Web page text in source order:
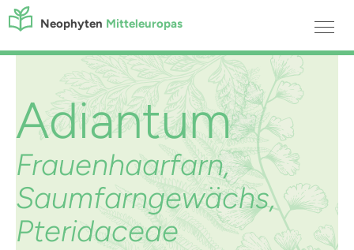
Neophyten Mitteleuropas
Adiantum
Frauenhaarfarn,
Saumfarngewächs,
Pteridaceae